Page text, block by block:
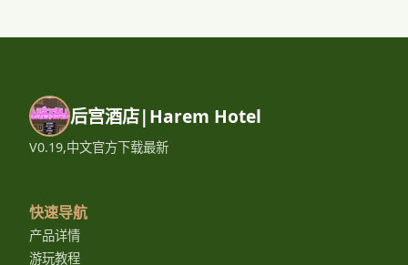
后宫酒店|Harem Hotel
V0.19,中文官方下载最新
快速导航
产品详情
游玩教程